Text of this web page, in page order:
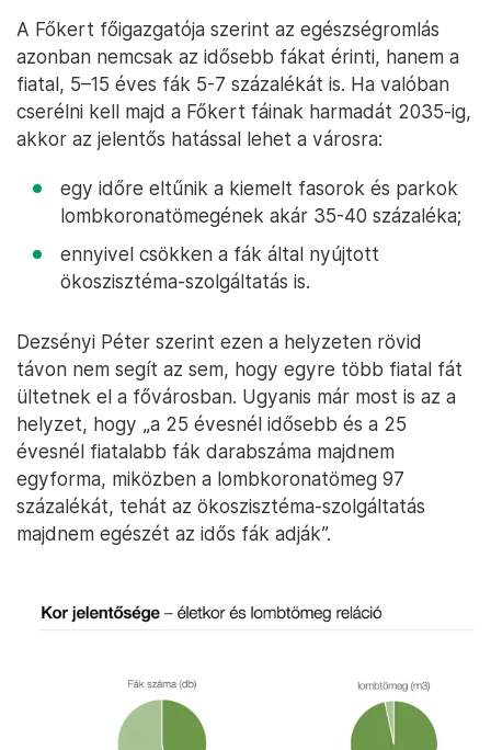
A Főkert főigazgatója szerint az egészségromlás
azonban nemcsak az idősebb fákat érinti, hanem a
fiatal, 5–15 éves fák 5-7 százalékát is. Ha valóban
cserélni kell majd a Főkert fáinak harmadát 2035-ig,
akkor az jelentős hatással lehet a városra:
egy időre eltűnik a kiemelt fasorok és parkok
lombkoronatömegének akár 35-40 százaléka;
ennyivel csökken a fák által nyújtott
ökoszisztéma-szolgáltatás is.
Dezsényi Péter szerint ezen a helyzeten rövid
távon nem segít az sem, hogy egyre több fiatal fát
ültetnek el a fővárosban. Ugyanis már most is az a
helyzet, hogy „a 25 évesnél idősebb és a 25
évesnél fiatalabb fák darabszáma majdnem
egyforma, miközben a lombkoronatömeg 97
százalékát, tehát az ökoszisztéma-szolgáltatás
majdnem egészét az idős fák adják”.